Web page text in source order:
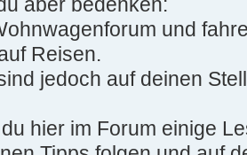
und
Reisen.
jedoch auf deinen
hier im Forum einige